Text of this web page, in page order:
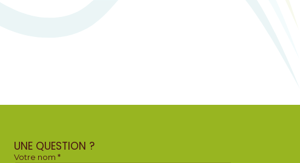
UNE QUESTION ?
Votre nom *